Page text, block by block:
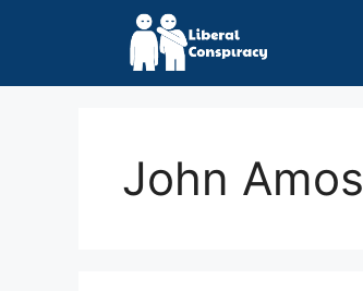
John Amos